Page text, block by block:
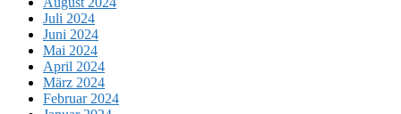
Juli 2024
Juni 2024
Mai 2024
April 2024
März 2024
Februar 2024